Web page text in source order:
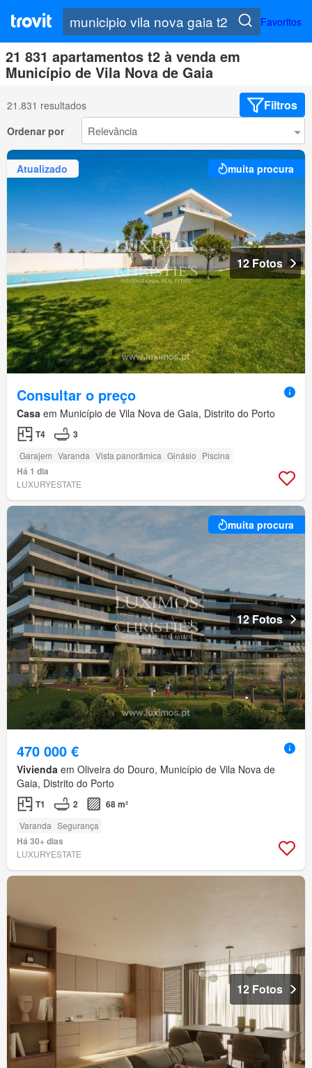
Favoritos
21 831 apartamentos t2 à venda em
Município de Vila Nova de Gaia
21.831 resultados Filtros
Ordenar por
Atualizado muita procura
12 Fotos
Consultar o preço
Casa em Município de Vila Nova de Gaia, Distrito do Porto
T4 3
Garajem Varanda Vista panorâmica Ginásio Piscina
Há 1 dia
LUXURYESTATE
muita procura
12 Fotos
470 000 €
Vivienda em Oliveira do Douro, Município de Vila Nova de
Gaia, Distrito do Porto
T1 2 68 m²
Varanda Segurança
Há 30+ dias
LUXURYESTATE
12 Fotos